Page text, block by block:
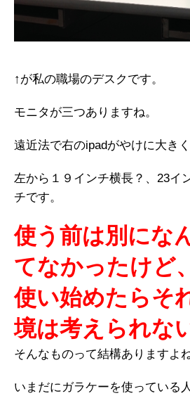
↑が私の職場のデスクです。
モニタが三つありますね。
遠近法で右のipadがやけに大きく
左から１９インチ横長？、23イ
チです。
使う前は別にな
てなかったけど、
使い始めたらそ
境は考えられな
そんなものって結構ありますよね
いまだにガラケーを使っている